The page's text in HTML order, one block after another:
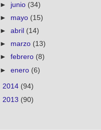
► junio (34)
► mayo (15)
► abril (14)
► marzo (13)
► febrero (8)
► enero (6)
2014 (94)
2013 (90)